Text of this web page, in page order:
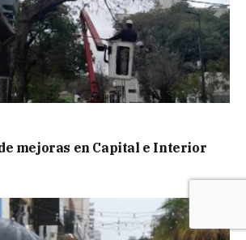
mejoras en Capital e Interior